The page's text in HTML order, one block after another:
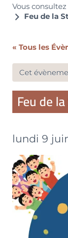
Vous consultez
Feu de la
« Tous les
Cet
Feu de
lundi 9